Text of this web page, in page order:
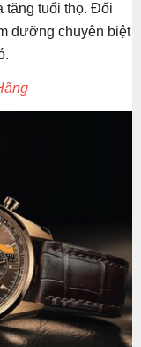
tăng tuổi thọ. Đối
dưỡng chuyên biệt